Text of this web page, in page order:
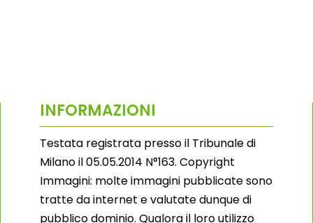
INFORMAZIONI
Testata registrata presso il Tribunale di
Milano il 05.05.2014 N°163. Copyright
Immagini: molte immagini pubblicate sono
tratte da internet e valutate dunque di
pubblico dominio. Qualora il loro utilizzo